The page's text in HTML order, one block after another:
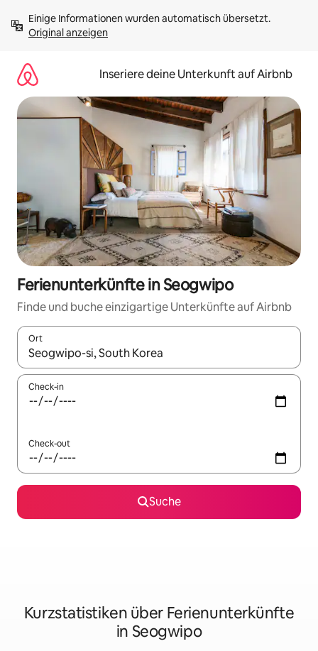
Inhalten
springenOriginal anzeigen
Inseriere deine Unterkunft auf Airbnb
Ferienunterkünfte in Seogwipo
Finde und buche einzigartige Unterkünfte auf Airbnb
Ort
Wenn Ergebnisse verfügbar sind, navigiere mit den
Check-in
Check-out
Suche
Kurzstatistiken über Ferienunterkünfte
in Seogwipo